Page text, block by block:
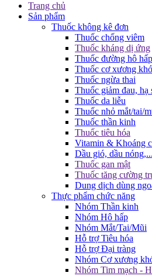
Trang chủ
Sản phẩm
Thuốc không kê đơn
Thuốc chống viêm
Thuốc kháng dị ứng
Thuốc đường hô hấp
Thuốc cơ xương
Thuốc ngừa thai
Thuốc giảm đau, hạ
Thuốc da liễu
Thuốc nhỏ mắt/tai/
Thuốc thần kinh
Thuốc tiêu hóa
Vitamin & Khoáng
Dầu gió, dầu nóng,...
Thuốc gan mật
Thuốc tăng cường
Dung dịch dùng
Thực phẩm chức năng
Nhóm Thần kinh
Nhóm Hô hấp
Nhóm Mắt/Tai/Mũi
Hỗ trợ Tiêu hóa
Hỗ trợ Đại tràng
Nhóm Cơ xương
Nhóm Tim mạch -